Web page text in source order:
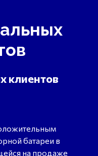
клиентов
батареи в
на продаже